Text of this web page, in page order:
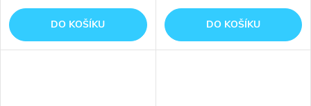
DO KOŠÍKU DO KOŠÍKU